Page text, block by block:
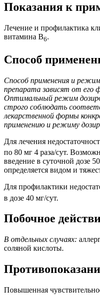
Показания к
Лечение и профилактика
витамина B6.
Способ
Способ применения и
препарата зависят от его
Оптимальный режим
строго соблюдать
лекарственной формы
применению и режиму
Для лечения
по 80 мг 4 раза/сут.
введение в суточной дозе
определяется видом и
Для профилактики
в дозе 40 мг/сут.
Побочное
В отдельных случаях:
соляной кислоты.
Повышенная